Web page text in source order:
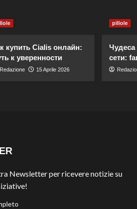
купить Cialis онлайн:
к уверенности
Redazione 15 Aprile 2026
pillole
Чудеса
сети:
Newsletter per ricevere notizie su